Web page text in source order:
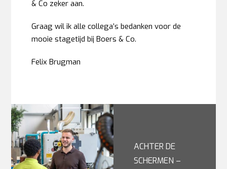
& Co zeker aan.
Graag wil ik alle collega’s bedanken voor de
mooie stagetijd bij Boers & Co.
Felix Brugman
ACHTER DE
SCHERMEN –